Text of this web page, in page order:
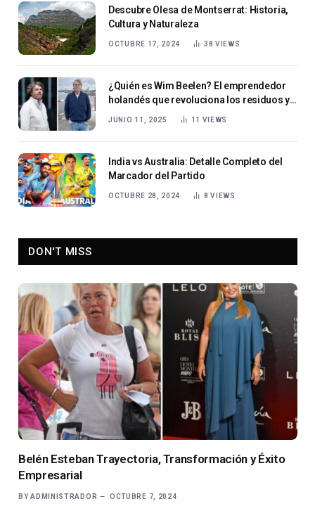
Descubre Olesa de Montserrat: Historia,
Cultura y Naturaleza
OCTUBRE 17, 2024 38VIEWS
¿Quién es Wim Beelen? El emprendedor
holandés que revoluciona los residuos y
JUNIO 11, 2025 11 VIEWS
India vs Australia: Detalle Completo del
Marcador del Partido
OCTUBRE 28, 2024 8VIEWS
DON'T MISS
Belén Esteban Trayectoria, Transformación y Éxito
Empresarial
BY ADMINISTRADOR OCTUBRE 7, 2024